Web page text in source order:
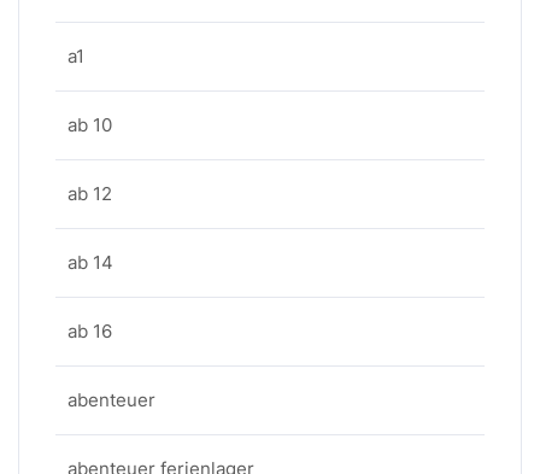
a1
ab 10
ab 12
ab 14
ab 16
abenteuer
abenteuer ferienlager